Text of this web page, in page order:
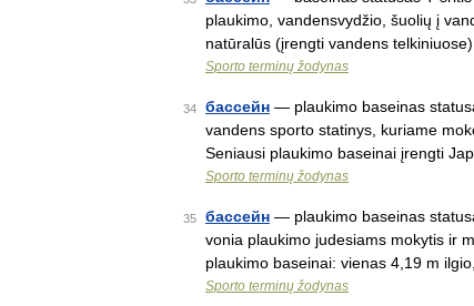
plaukimo, vandensvydžio, šuolių į
natūralūs (įrengti vandens
Sporto terminų žodynas
34 бассейн — plaukimo baseinas
vandens sporto statinys, kuriame
Seniausi plaukimo baseinai įrengti
Sporto terminų žodynas
35 бассейн — plaukimo baseinas
vonia plaukimo judesiams mokytis ir
plaukimo baseinai: vienas 4,19 m
Sporto terminų žodynas